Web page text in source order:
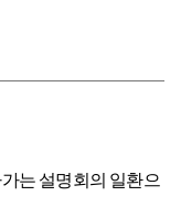
는 설명회의 일환으